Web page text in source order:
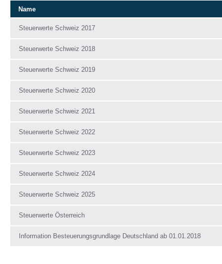
Name
Steuerwerte Schweiz 2017
Steuerwerte Schweiz 2018
Steuerwerte Schweiz 2019
Steuerwerte Schweiz 2020
Steuerwerte Schweiz 2021
Steuerwerte Schweiz 2022
Steuerwerte Schweiz 2023
Steuerwerte Schweiz 2024
Steuerwerte Schweiz 2025
Steuerwerte Österreich
Information Besteuerungsgrundlage Deutschland ab 01.01.2018